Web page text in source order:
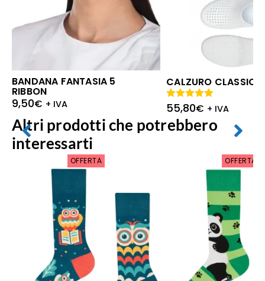
BANDANA FANTASIA 5
RIBBON
9,50€ + IVA
CALZURO CLASSIC
55,80€ + IVA
Valutato
5.00 su 5
Altri prodotti che potrebbero
interessarti
OFFERTA OFFERTA